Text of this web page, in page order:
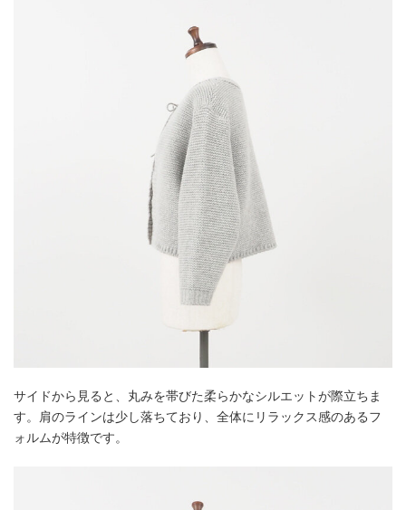
サイドから見ると、丸みを帯びた柔らかなシルエットが際立ちま
す。肩のラインは少し落ちており、全体にリラックス感のあるフ
ォルムが特徴です。